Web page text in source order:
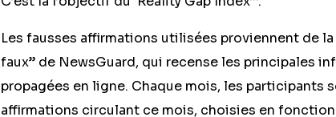
Les fausses affirmations utilisées proviennent de
faux” de NewsGuard, qui recense les principales
propagées en ligne. Chaque mois, les participants
affirmations circulant ce mois, choisies en